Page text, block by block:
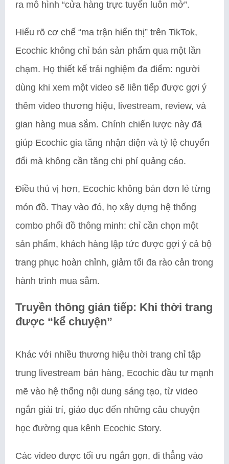
ra mô hình “cửa hàng trực tuyến luôn mở”.
Hiểu rõ cơ chế “ma trận hiển thị” trên TikTok,
Ecochic không chỉ bán sản phẩm qua một lần
chạm. Họ thiết kế trải nghiệm đa điểm: người
dùng khi xem một video sẽ liên tiếp được gợi ý
thêm video thương hiệu, livestream, review, và
gian hàng mua sắm. Chính chiến lược này đã
giúp Ecochic gia tăng nhận diện và tỷ lệ chuyển
đổi mà không cần tăng chi phí quảng cáo.
Điều thú vị hơn, Ecochic không bán đơn lẻ từng
món đồ. Thay vào đó, họ xây dựng hệ thống
combo phối đồ thông minh: chỉ cần chọn một
sản phẩm, khách hàng lập tức được gợi ý cả bộ
trang phục hoàn chỉnh, giảm tối đa rào cản trong
hành trình mua sắm.
Truyền thông gián tiếp: Khi thời trang
được “kể chuyện”
Khác với nhiều thương hiệu thời trang chỉ tập
trung livestream bán hàng, Ecochic đầu tư mạnh
mẽ vào hệ thống nội dung sáng tạo, từ video
ngắn giải trí, giáo dục đến những câu chuyện
học đường qua kênh Ecochic Story.
Các video được tối ưu ngắn gọn, đi thẳng vào